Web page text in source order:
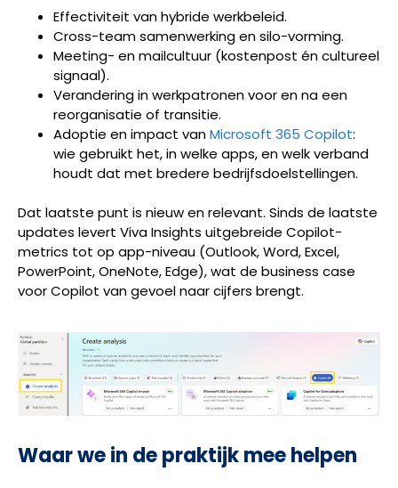
Effectiviteit van hybride werkbeleid.
Cross-team samenwerking en silo-vorming.
Meeting- en mailcultuur (kostenpost én cultureel
signaal).
Verandering in werkpatronen voor en na een
reorganisatie of transitie.
Adoptie en impact vanMicrosoft 365 Copilot:
wie gebruikt het, in welke apps, en welk verband
houdt dat met bredere bedrijfsdoelstellingen.
Dat laatste punt is nieuw en relevant. Sinds de laatste
updates levert Viva Insights uitgebreide Copilot-
metrics tot op app-niveau (Outlook, Word, Excel,
PowerPoint, OneNote, Edge), wat de business case
voor Copilot van gevoel naar cijfers brengt.
Waar we in de praktijk mee helpen